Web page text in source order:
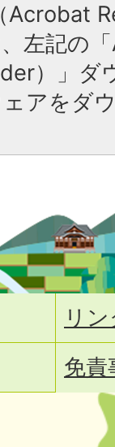
Acrobat
左記の
）」ダ
アをダ
リ
免責